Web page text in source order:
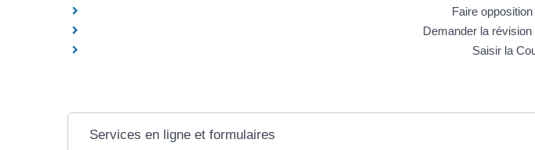
Faire
Demander la
Saisir la
Services en ligne et formulaires